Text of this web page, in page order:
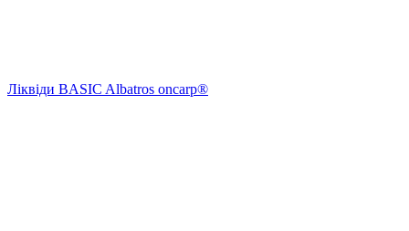
Ліквіди BASIC Albatros onсarp®